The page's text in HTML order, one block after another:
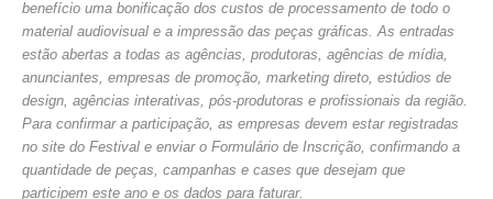
benefício uma bonificação dos custos de processamento de todo o
material audiovisual e a impressão das peças gráficas. As entradas
estão abertas a todas as agências, produtoras, agências de mídia,
anunciantes, empresas de promoção, marketing direto, estúdios de
design, agências interativas, pós-produtoras e profissionais da região.
Para confirmar a participação, as empresas devem estar registradas
no site do Festival e enviar o Formulário de Inscrição, confirmando a
quantidade de peças, campanhas e cases que desejam que
participem este ano e os dados para faturar.